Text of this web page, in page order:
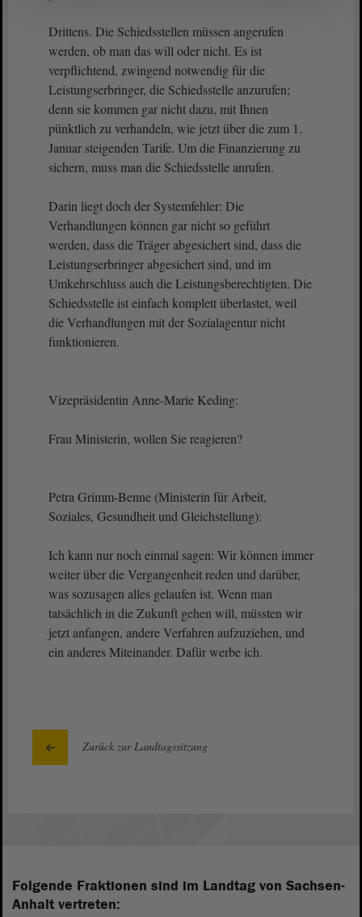
Drittens. Die Schiedsstellen müssen angerufen
werden, ob man das will oder nicht. Es ist
verpflichtend, zwingend notwendig für die
Leistungserbringer, die Schiedsstelle anzurufen;
denn sie kommen gar nicht dazu, mit Ihnen
pünktlich zu verhandeln, wie jetzt über die zum 1.
Januar steigenden Tarife. Um die Finanzierung zu
sichern, muss man die Schiedsstelle anrufen.
Darin liegt doch der Systemfehler: Die
Verhandlungen können gar nicht so geführt
werden, dass die Träger abgesichert sind, dass die
Leistungserbringer abgesichert sind, und im
Umkehrschluss auch die Leistungsberechtigten. Die
Schiedsstelle ist einfach komplett überlastet, weil
die Verhandlungen mit der Sozialagentur nicht
funktionieren.
Vizepräsidentin Anne-Marie Keding:
Frau Ministerin, wollen Sie reagieren?
Petra Grimm-Benne (Ministerin für Arbeit,
Soziales, Gesundheit und Gleichstellung):
Ich kann nur noch einmal sagen: Wir können immer
weiter über die Vergangenheit reden und darüber,
was sozusagen alles gelaufen ist. Wenn man
tatsächlich in die Zukunft gehen will, müssten wir
jetzt anfangen, andere Verfahren aufzuziehen, und
ein anderes Miteinander. Dafür werbe ich.
Zurück zur Landtagssitzung
Folgende Fraktionen sind im Landtag von Sachsen-
Anhalt vertreten: